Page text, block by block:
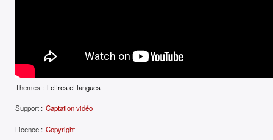
Themes : Lettres et langues
Support : Captation vidéo
Licence : Copyright